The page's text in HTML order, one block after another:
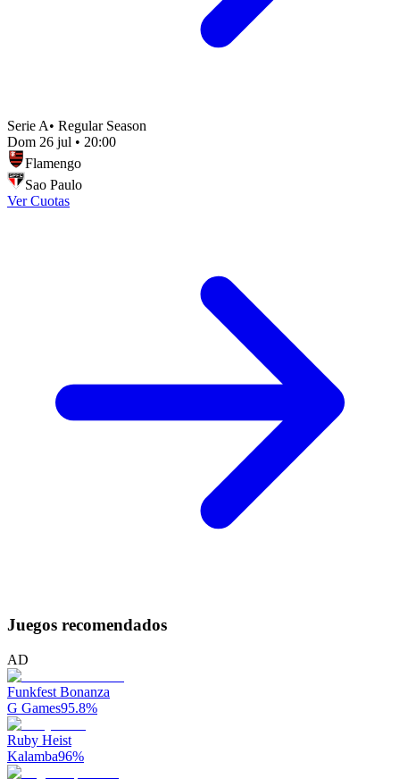
Serie A• Regular Season
Dom 26 jul • 20:00
Flamengo
Sao Paulo
Ver Cuotas
Juegos recomendados
AD
Funkfest Bonanza
G Games95.8%
Ruby Heist
Kalamba96%